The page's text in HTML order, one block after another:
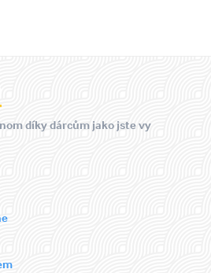
díky dárcům jako jste vy